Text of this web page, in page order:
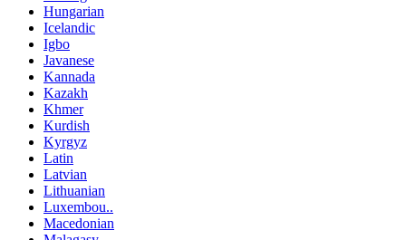
Hungarian
Icelandic
Igbo
Javanese
Kannada
Kazakh
Khmer
Kurdish
Kyrgyz
Latin
Latvian
Lithuanian
Luxembou..
Macedonian